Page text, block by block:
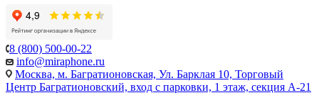
8 (800) 500-00-22
info@miraphone.ru
Москва, м. Багратионовская, Ул. Барклая 10, Торговый
Центр Багратионовский, вход с парковки, 1 этаж, секция А-21